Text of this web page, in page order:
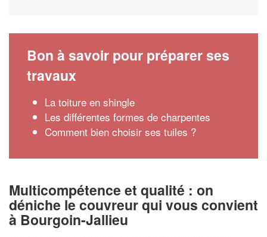
Bon à savoir pour préparer ses
travaux
La toiture en shingle
Les différentes formes de charpentes
Comment bien choisir ses tuiles ?
Multicompétence et qualité : on
déniche le couvreur qui vous convient
à Bourgoin-Jallieu